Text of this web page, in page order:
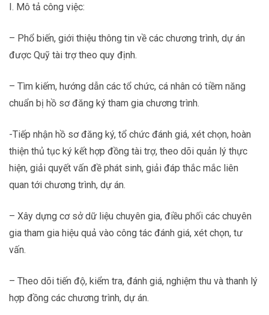
I. Mô tả công việc:
– Phổ biến, giới thiệu thông tin về các chương trình, dự án
được Quỹ tài trợ theo quy định.
– Tìm kiếm, hướng dẫn các tổ chức, cá nhân có tiềm năng
chuẩn bị hồ sơ đăng ký tham gia chương trình.
-Tiếp nhận hồ sơ đăng ký, tổ chức đánh giá, xét chọn, hoàn
thiện thủ tục ký kết hợp đồng tài trợ, theo dõi quản lý thực
hiện, giải quyết vấn đề phát sinh, giải đáp thắc mắc liên
quan tới chương trình, dự án.
– Xây dựng cơ sở dữ liệu chuyên gia, điều phối các chuyên
gia tham gia hiệu quả vào công tác đánh giá, xét chọn, tư
vấn.
– Theo dõi tiến độ, kiểm tra, đánh giá, nghiệm thu và thanh lý
hợp đồng các chương trình, dự án.